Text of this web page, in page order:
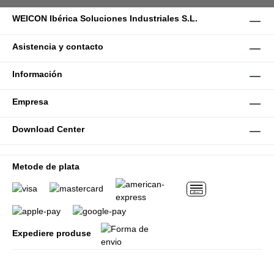
WEICON Ibérica Soluciones Industriales S.L.
Asistencia y contacto
Información
Empresa
Download Center
Metode de plata
Expediere produse